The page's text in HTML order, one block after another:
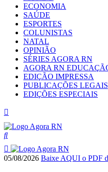
ECONOMIA
SAÚDE
ESPORTES
COLUNISTAS
NATAL
OPINIÃO
SÉRIES AGORA RN
AGORA RN
EDIÇÃO IMPRESSA
PUBLICAÇÕES LEGAIS
EDIÇÕES ESPECIAIS
05/08/2026 Baixe AQUI o PDF